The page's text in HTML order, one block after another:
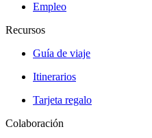
Empleo
Recursos
Guía de viaje
Itinerarios
Tarjeta regalo
Colaboración